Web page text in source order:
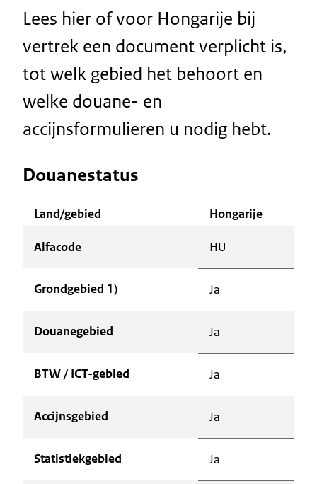
Lees hier of voor Hongarije bij
vertrek een document verplicht is,
tot welk gebied het behoort en
welke douane- en
accijnsformulieren u nodig hebt.
Douanestatus
Land/gebied Hongarije
Alfacode HU
Grondgebied 1) Ja
Douanegebied Ja
BTW / ICT-gebied Ja
Accijnsgebied Ja
Statistiekgebied Ja